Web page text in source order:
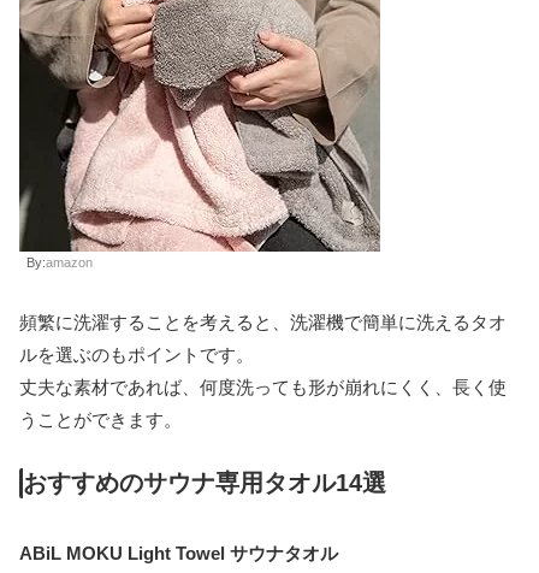
By:amazon
頻繁に洗濯することを考えると、洗濯機で簡単に洗えるタオ
ルを選ぶのもポイントです。
丈夫な素材であれば、何度洗っても形が崩れにくく、長く使
うことができます。
おすすめのサウナ専用タオル14選
ABiL MOKU Light Towel サウナタオル